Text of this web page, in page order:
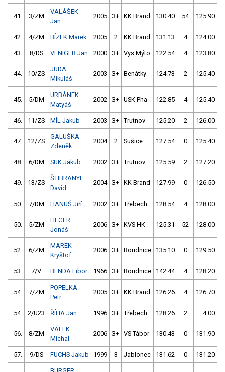
41. 3/ZM
VALÁŠEK
Jan
2005 3+ KK Brand 130.40 54 125.90
42. 4/ZM BÍZEK Marek 2005 2 KK Brand 131.13 4 124.00
43. 8/DS VENIGER Jan 2000 3+ Vys.Mýto 122.54 4 123.80
44. 10/ZS
JUDA
Mikuláš
2003 3+ Benátky 124.73 2 125.40
45. 5/DM
URBÁNEK
Matyáš
2002 3+ USK Pha 122.85 4 125.40
46. 11/ZS MÍL Jakub 2003 3+ Trutnov 125.20 2 126.00
47. 12/ZS
GALUŠKA
Zdeněk
2004 2 Sušice 127.54 0 125.40
48. 6/DM SUK Jakub 2002 3+ Trutnov 125.59 2 127.20
49. 13/ZS
ŠTIBRÁNYI
David
2004 3+ KK Brand 127.99 0 126.50
50. 7/DM HANUŠ Jiří 2002 3+ Třebech. 128.54 4 128.00
50. 5/ZM
HEGER
Jonáš
2006 3+ KVS HK 125.31 52 128.00
52. 6/ZM
MAREK
Kryštof
2006 3+ Roudnice 135.10 0 129.50
53. 7/V BENDA Libor 1966 3+ Roudnice 142.44 4 128.20
54. 7/ZM
POPELKA
Petr
2005 3+ KK Brand 126.26 4 126.70
54. 2/U23 ŘÍHA Jan 1996 3+ Třebech. 128.26 2 4.00
56. 8/ZM
VÁLEK
Michal
2006 3+ VS Tábor 130.43 0 131.90
57. 9/DS FUCHS Jakub 1999 3 Jablonec 131.62 0 131.20